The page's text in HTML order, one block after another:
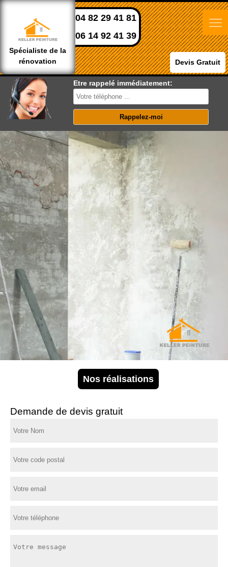
Spécialiste de la
rénovation
04 82 29 41 81
06 14 92 41 39
Devis Gratuit
Etre rappelé immédiatement:
Nos réalisations
Demande de devis gratuit